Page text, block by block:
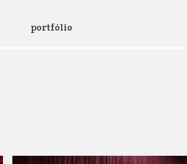
portfólio